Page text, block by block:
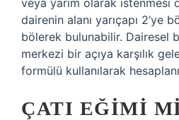
veya yarım olarak istenmesi
dairenin alanı yarıçapı 2’ye
bölerek bulunabilir. Dairesel
merkezi bir açıya karşılık
formülü kullanılarak
ÇATI EĞIMI